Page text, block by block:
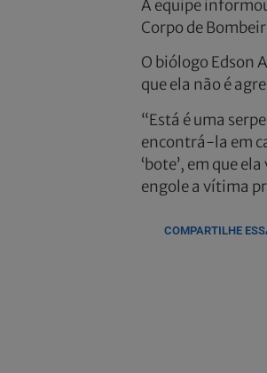
A equipe
Corpo de
O biólogo Edson
que ela não é
“Está é uma
encontrá-la em
‘bote’, em que
engole a vítima
COMPARTILHE